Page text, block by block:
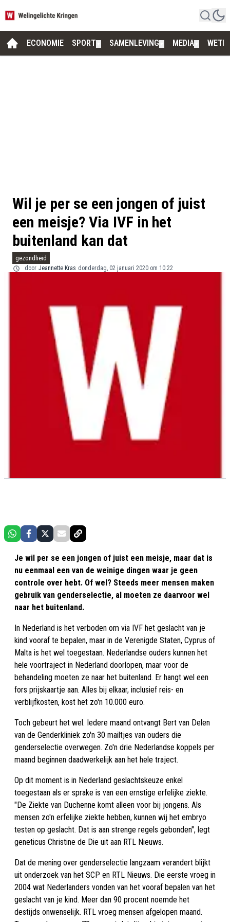
ECONOMIE SPORT SAMENLEVING MEDIA
Wil je per se een jongen of juist
een meisje? Via IVF in het
buitenland kan dat
gezondheid
door Jeannette Kras donderdag, 02 januari 2020 om 10:22
Je wil per se een jongen of juist een meisje, maar dat is
nu eenmaal een van de weinige dingen waar je geen
controle over hebt. Of wel? Steeds meer mensen maken
gebruik van genderselectie, al moeten ze daarvoor wel
naar het buitenland.
In Nederland is het verboden om via IVF het geslacht van je
kind vooraf te bepalen, maar in de Verenigde Staten, Cyprus of
Malta is het wel toegestaan. Nederlandse ouders kunnen het
hele voortraject in Nederland doorlopen, maar voor de
behandeling moeten ze naar het buitenland. Er hangt wel een
fors prijskaartje aan. Alles bij elkaar, inclusief reis- en
verblijfkosten, kost het zo'n 10.000 euro.
Toch gebeurt het wel. Iedere maand ontvangt Bert van Delen
van de Genderkliniek zo'n 30 mailtjes van ouders die
genderselectie overwegen. Zo'n drie Nederlandse koppels per
maand beginnen daadwerkelijk aan het hele traject.
Op dit moment is in Nederland geslachtskeuze enkel
toegestaan als er sprake is van een ernstige erfelijke ziekte.
"De Ziekte van Duchenne komt alleen voor bij jongens. Als
mensen zo'n erfelijke ziekte hebben, kunnen wij het embryo
testen op geslacht. Dat is aan strenge regels gebonden", legt
geneticus Christine de Die uit aan RTL Nieuws.
Dat de mening over genderselectie langzaam verandert blijkt
uit onderzoek van het SCP en RTL Nieuws. Die eerste vroeg in
2004 wat Nederlanders vonden van het vooraf bepalen van het
geslacht van je kind. Meer dan 90 procent noemde het
destijds onwenselijk. RTL vroeg mensen afgelopen maand.